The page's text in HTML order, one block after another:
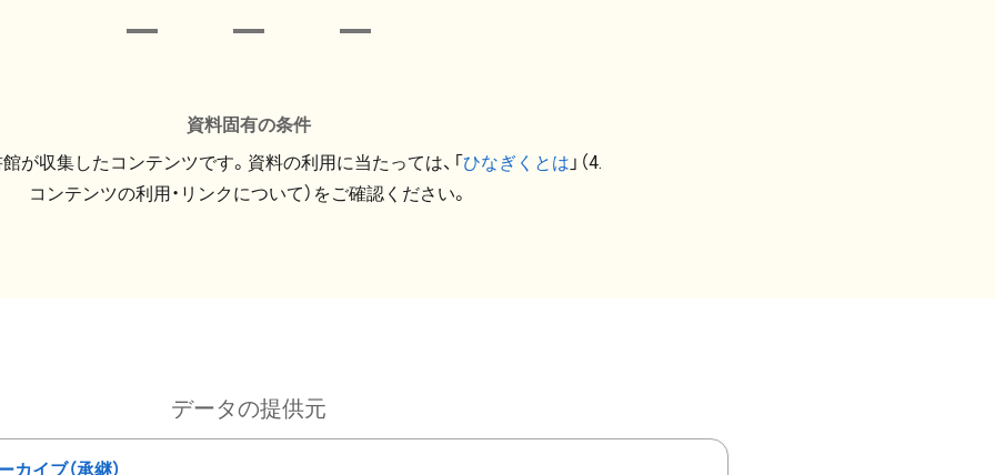
資料固有の条件
が収集したコンテンツです。資料の利用に当たっては、「ひなぎくとは 」（4.
コンテンツの利用・リンクについて）をご確認ください。
データの提供元
イブ（承継）